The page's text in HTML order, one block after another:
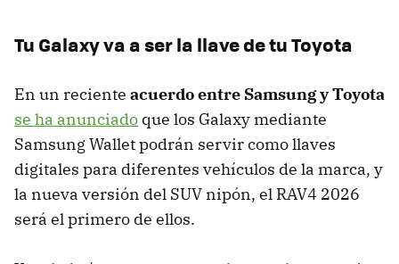
Tu Galaxy va a ser la llave de tu Toyota
En un reciente acuerdo entre Samsung y Toyota
se ha anunciado que los Galaxy mediante
Samsung Wallet podrán servir como llaves
digitales para diferentes vehículos de la marca, y
la nueva versión del SUV nipón, el RAV4 2026
será el primero de ellos.